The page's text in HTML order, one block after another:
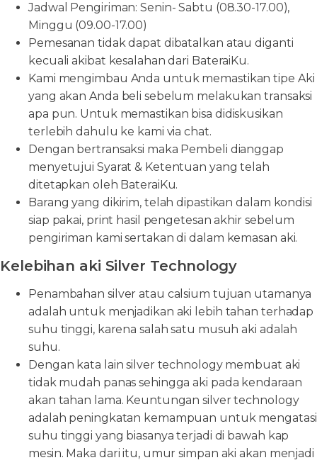
Jadwal Pengiriman: Senin- Sabtu (08.30-17.00),
Minggu (09.00-17.00)
Pemesanan tidak dapat dibatalkan atau diganti
kecuali akibat kesalahan dari BateraiKu.
Kami mengimbau Anda untuk memastikan tipe Aki
yang akan Anda beli sebelum melakukan transaksi
apa pun. Untuk memastikan bisa didiskusikan
terlebih dahulu ke kami via chat.
Dengan bertransaksi maka Pembeli dianggap
menyetujui Syarat & Ketentuan yang telah
ditetapkan oleh BateraiKu.
Barang yang dikirim, telah dipastikan dalam kondisi
siap pakai, print hasil pengetesan akhir sebelum
pengiriman kami sertakan di dalam kemasan aki.
Kelebihan aki Silver Technology
Penambahan silver atau calsium tujuan utamanya
adalah untuk menjadikan aki lebih tahan terhadap
suhu tinggi, karena salah satu musuh aki adalah
suhu.
Dengan kata lain silver technology membuat aki
tidak mudah panas sehingga aki pada kendaraan
akan tahan lama. Keuntungan silver technology
adalah peningkatan kemampuan untuk mengatasi
suhu tinggi yang biasanya terjadi di bawah kap
mesin. Maka dari itu, umur simpan aki akan menjadi